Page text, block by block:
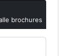
brochures